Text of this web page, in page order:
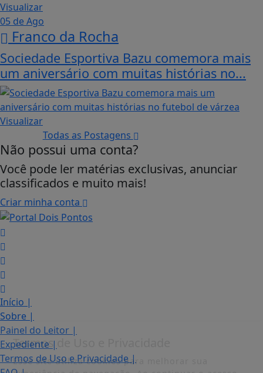
Visualizar
05 de Ago
Franco da Rocha
Sociedade Esportiva Bazu comemora mais
um aniversário com muitas histórias no...
Visualizar
Todas as Postagens
Não possui uma conta?
Você pode ler matérias exclusivas, anunciar
classificados e muito mais!
Criar minha conta
Início |
Sobre |
Painel do Leitor |
Expediente |
Termos de Uso e Privacidade |
Termos de Uso e Privacidade
Esse site utiliza cookies para melhorar sua